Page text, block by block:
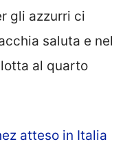
gli azzurri ci
saluta e nel
al quarto
atteso in Italia